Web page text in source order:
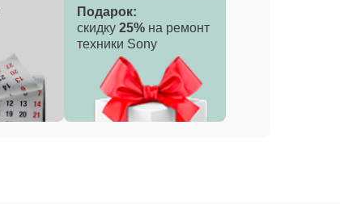
Подарок:
скидку 25% на ремонт
техники Sony